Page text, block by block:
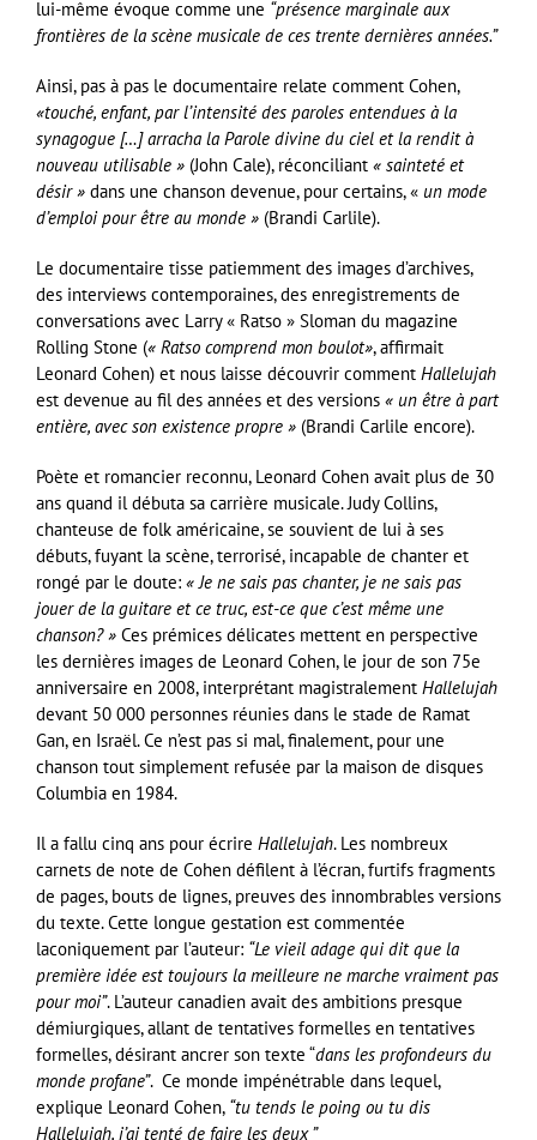
lui-même évoque comme une “présence marginale aux
frontières de la scène musicale de ces trente dernières années.”
Ainsi, pas à pas le documentaire relate comment Cohen,
«touché, enfant, par l’intensité des paroles entendues à la
synagogue […] arracha la Parole divine du ciel et la rendit à
nouveau utilisable » (John Cale), réconciliant « sainteté et
désir » dans une chanson devenue, pour certains, « un mode
d’emploi pour être au monde » (Brandi Carlile).
Le documentaire tisse patiemment des images d’archives,
des interviews contemporaines, des enregistrements de
conversations avec Larry « Ratso » Sloman du magazine
Rolling Stone (« Ratso comprend mon boulot», affirmait
Leonard Cohen) et nous laisse découvrir comment Hallelujah
est devenue au fil des années et des versions « un être à part
entière, avec son existence propre » (Brandi Carlile encore).
Poète et romancier reconnu, Leonard Cohen avait plus de 30
ans quand il débuta sa carrière musicale. Judy Collins,
chanteuse de folk américaine, se souvient de lui à ses
débuts, fuyant la scène, terrorisé, incapable de chanter et
rongé par le doute: « Je ne sais pas chanter, je ne sais pas
jouer de la guitare et ce truc, est-ce que c’est même une
chanson? » Ces prémices délicates mettent en perspective
les dernières images de Leonard Cohen, le jour de son 75e
anniversaire en 2008, interprétant magistralement Hallelujah
devant 50 000 personnes réunies dans le stade de Ramat
Gan, en Israël. Ce n’est pas si mal, finalement, pour une
chanson tout simplement refusée par la maison de disques
Columbia en 1984.
Il a fallu cinq ans pour écrire Hallelujah. Les nombreux
carnets de note de Cohen défilent à l’écran, furtifs fragments
de pages, bouts de lignes, preuves des innombrables versions
du texte. Cette longue gestation est commentée
laconiquement par l’auteur: “Le vieil adage qui dit que la
première idée est toujours la meilleure ne marche vraiment pas
pour moi”. L’auteur canadien avait des ambitions presque
démiurgiques, allant de tentatives formelles en tentatives
formelles, désirant ancrer son texte “dans les profondeurs du
monde profane”. Ce monde impénétrable dans lequel,
explique Leonard Cohen, “tu tends le poing ou tu dis
Hallelujah, j’ai tenté de faire les deux ”